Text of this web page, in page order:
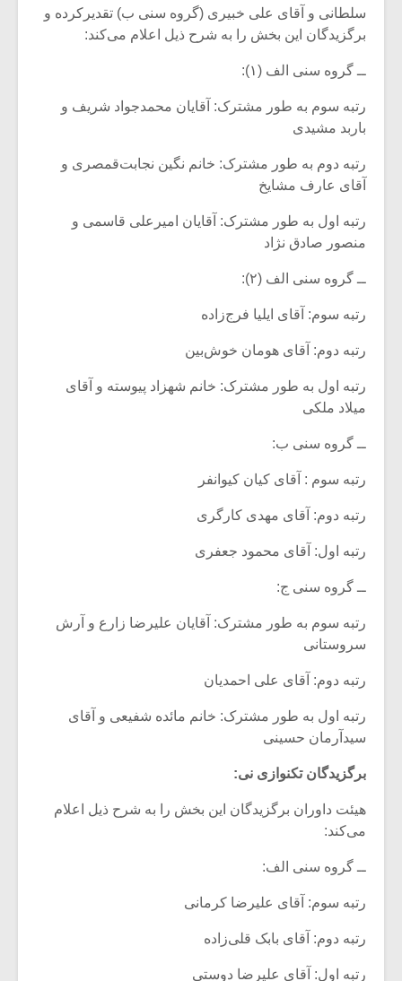
سلطانی و آقای علی خبیری (گروه سنی ب) تقدیرکرده و
برگزیدگان این بخش را به شرح ذیل اعلام می‌کند:
ــ گروه سنی الف (۱):
رتبه سوم به طور مشترک: آقایان محمدجواد شریف و
باربد مشیدی
رتبه دوم به طور مشترک: خانم نگین نجابت‌قمصری و
آقای عارف مشایخ
رتبه اول به طور مشترک: آقایان امیرعلی قاسمی و
منصور صادق نژاد
ــ گروه سنی الف (۲):
رتبه سوم: آقای ایلیا فرج‌زاده
رتبه دوم: آقای هومان خوش‌بین
رتبه اول به طور مشترک: خانم شهزاد پیوسته و آقای
میلاد ملکی
ــ گروه سنی ب:
رتبه سوم : آقای کیان کیوانفر
رتبه دوم: آقای مهدی کارگری
رتبه اول: آقای محمود جعفری
ــ گروه سنی ج:
رتبه سوم به طور مشترک: آقایان علیرضا زارع و آرش
سروستانی
رتبه دوم: آقای علی احمدیان
رتبه اول به طور مشترک: خانم مائده شفیعی و آقای
سیدآرمان حسینی
برگزیدگان تکنوازی نی:
هیئت داوران برگزیدگان این بخش را به شرح ذیل اعلام
می‌کند:
ــ گروه سنی الف:
رتبه سوم: آقای علیرضا کرمانی
رتبه دوم: آقای بابک قلی‌زاده
رتبه اول: آقای علیرضا دوستی